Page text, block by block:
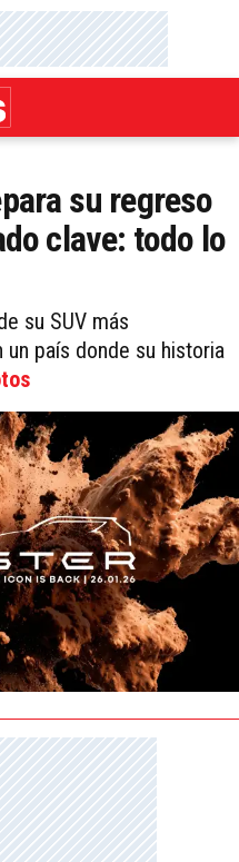
su regreso
clave: todo lo
su SUV más
país donde su historia